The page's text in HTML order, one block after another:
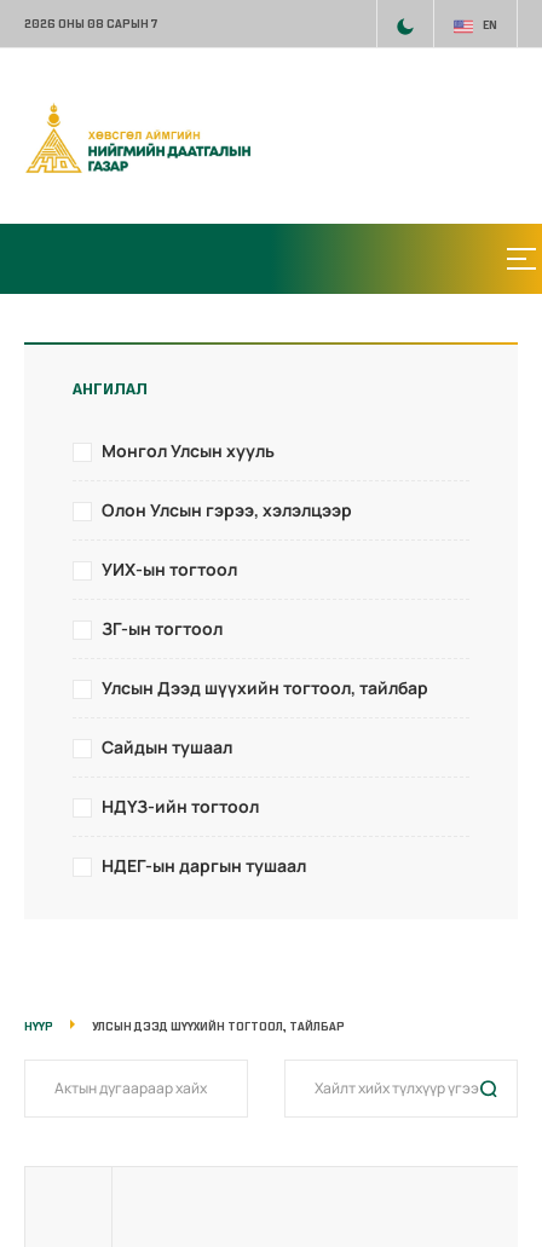
2026 ОНЫ 08 САРЫН 7 EN
АНГИЛАЛ
Монгол Улсын хууль
Олон Улсын гэрээ, хэлэлцээр
УИХ-ын тогтоол
ЗГ-ын тогтоол
Улсын Дээд шүүхийн тогтоол, тайлбар
Сайдын тушаал
НДҮЗ-ийн тогтоол
НДЕГ-ын даргын тушаал
НҮҮР УЛСЫН ДЭЭД ШҮҮХИЙН ТОГТООЛ, ТАЙЛБАР